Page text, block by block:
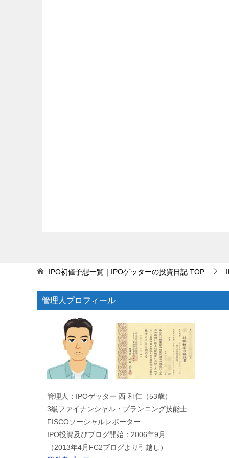
IPO初値予想一覧｜IPOゲッターの投資日記 TOP
管理人プロフィール
管理人：IPOゲッター 西 和仁（53歳）
3級ファイナンシャル・プランニング技能士
FISCOソーシャルレポーター
IPO投資及びブログ開始：2006年9月
（2013年4月FC2ブログより引越し）